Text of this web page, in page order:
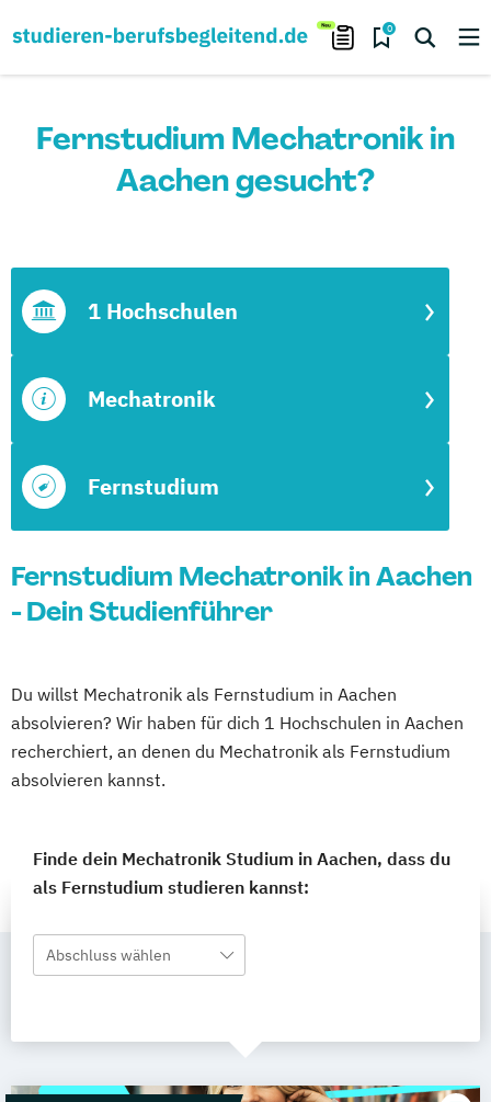
0
Fernstudium Mechatronik in
Aachen gesucht?
Fernstudium
Mechatronik
1 Hochschulen
Fernstudium Mechatronik in Aachen
- Dein Studienführer
Du willst Mechatronik als Fernstudium in Aachen
absolvieren? Wir haben für dich 1 Hochschulen in Aachen
recherchiert, an denen du Mechatronik als Fernstudium
absolvieren kannst.
Finde dein Mechatronik Studium in Aachen, dass du
als Fernstudium studieren kannst:
Abschluss wählen